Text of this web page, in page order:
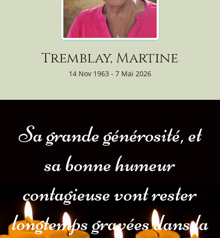
Tremblay, Martine
14 Nov 1963 - 7 Mai 2026
Sa grande générosité, et
sa bonne humeur
contagieuse vont rester
longtemps gravées dans la